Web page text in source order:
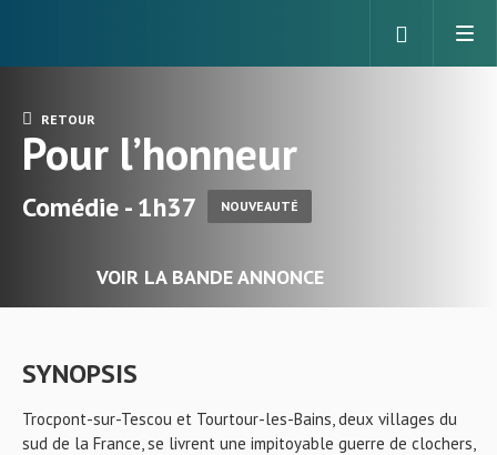
RETOUR
Pour l’honneur
Comédie - 1h37 NOUVEAUTÉ
VOIR LA BANDE ANNONCE
SYNOPSIS
Trocpont-sur-Tescou et Tourtour-les-Bains, deux villages du
sud de la France, se livrent une impitoyable guerre de clochers,